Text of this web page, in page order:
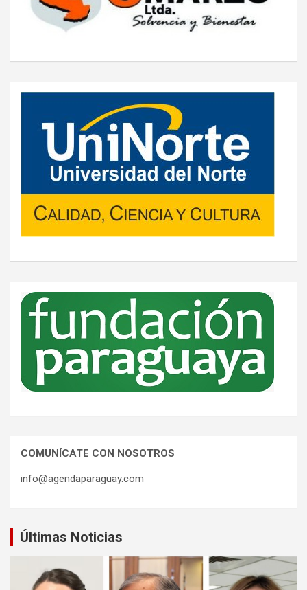
COMUNÍCATE CON NOSOTROS
info@agendaparaguay.com
Últimas Noticias